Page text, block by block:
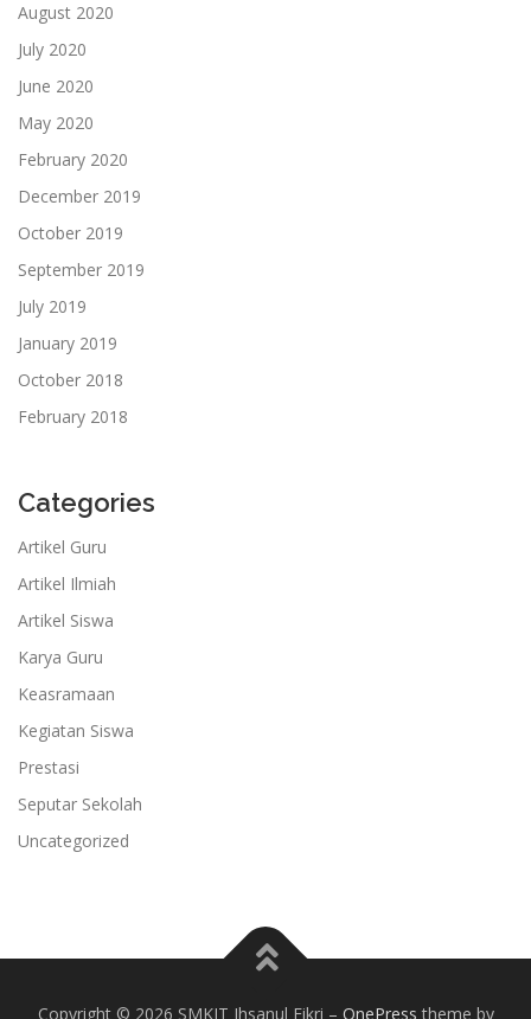
August 2020
July 2020
June 2020
May 2020
February 2020
December 2019
October 2019
September 2019
July 2019
January 2019
October 2018
February 2018
Categories
Artikel Guru
Artikel Ilmiah
Artikel Siswa
Karya Guru
Keasramaan
Kegiatan Siswa
Prestasi
Seputar Sekolah
Uncategorized
Copyright © 2026 SMKIT Ihsanul Fikri – OnePress theme by